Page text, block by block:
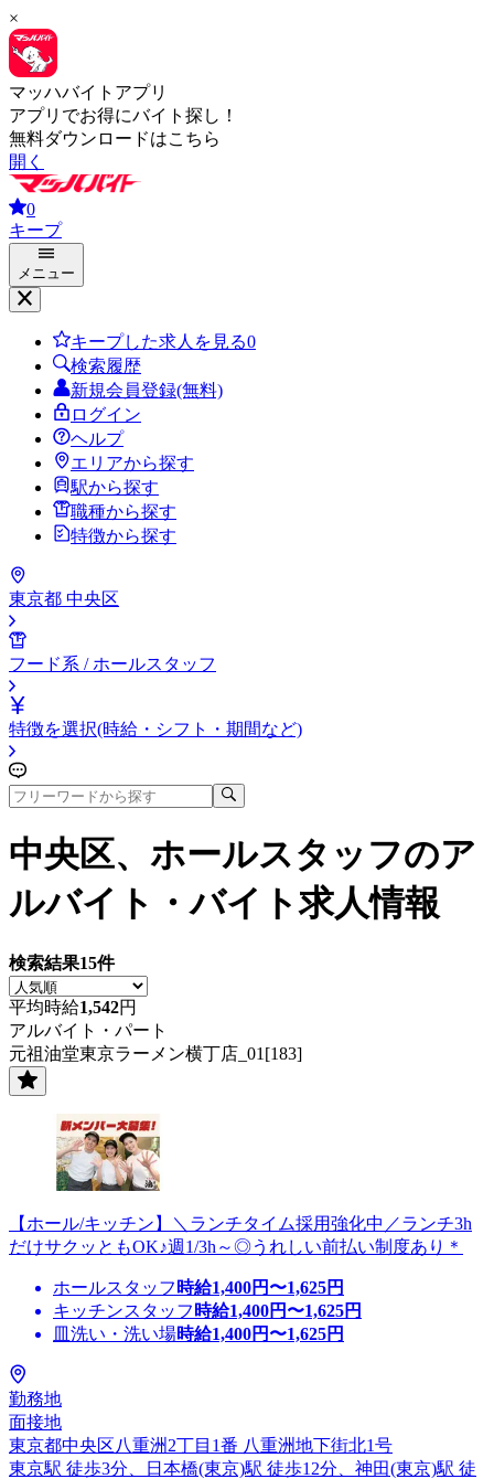
×
マッハバイトアプリ
アプリでお得にバイト探し！
無料ダウンロードはこちら
開く
0
キープ
メニュー
キープした求人を見る0
検索履歴
新規会員登録(無料)
ログイン
ヘルプ
エリアから探す
駅から探す
職種から探す
特徴から探す
東京都 中央区
フード系 / ホールスタッフ
特徴を選択(時給・シフト・期間など)
中央区、ホールスタッフのア
ルバイト・バイト求人情報
検索結果15件
平均時給1,542円
アルバイト・パート
元祖油堂東京ラーメン横丁店_01[183]
【ホール/キッチン】＼ランチタイム採用強化中／ランチ3h
だけサクッともOK♪週1/3h～◎うれしい前払い制度あり＊
ホールスタッフ 時給1,400円〜1,625円
キッチンスタッフ 時給1,400円〜1,625円
皿洗い・洗い場時給1,400円〜1,625円
勤務地
面接地
東京都中央区八重洲2丁目1番 八重洲地下街北1号
東京駅 徒歩3分、日本橋(東京)駅 徒歩12分、神田(東京)駅 徒